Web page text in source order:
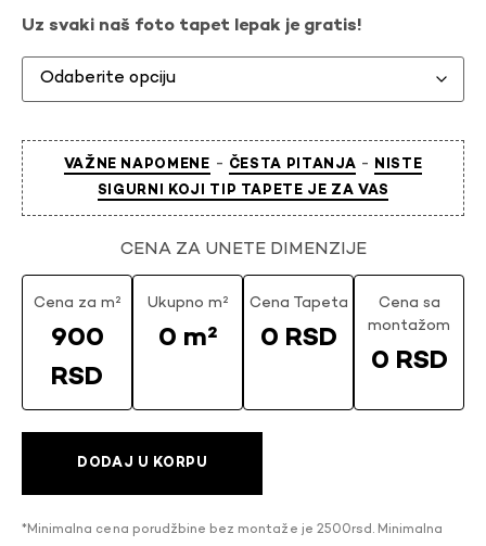
Uz svaki naš foto tapet lepak je gratis!
VAŽNE NAPOMENE - ČESTA PITANJA - NISTE
SIGURNI KOJI TIP TAPETE JE ZA VAS
CENA ZA UNETE DIMENZIJE
Cena za m²
900
RSD
Ukupno m²
0 m²
Cena Tapeta
0 RSD
Cena sa
montažom
0 RSD
DODAJ U KORPU
*Minimalna cena porudžbine bez montaže je 2500rsd. Minimalna